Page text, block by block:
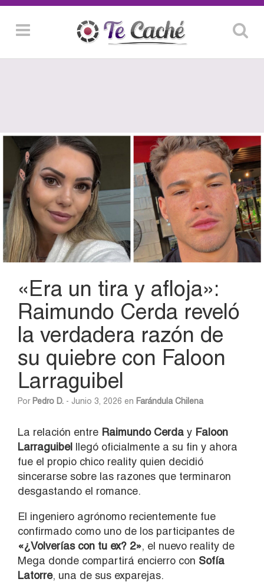
«Era un tira y afloja»:
Raimundo Cerda reveló
la verdadera razón de
su quiebre con Faloon
Larraguibel
Por Pedro D. - Junio 3, 2026 en Farándula Chilena
La relación entre Raimundo Cerda y Faloon
Larraguibel llegó oficialmente a su fin y ahora
fue el propio chico reality quien decidió
sincerarse sobre las razones que terminaron
desgastando el romance.
El ingeniero agrónomo recientemente fue
confirmado como uno de los participantes de
«¿Volverías con tu ex? 2», el nuevo reality de
Mega donde compartirá encierro con Sofía
Latorre, una de sus exparejas.